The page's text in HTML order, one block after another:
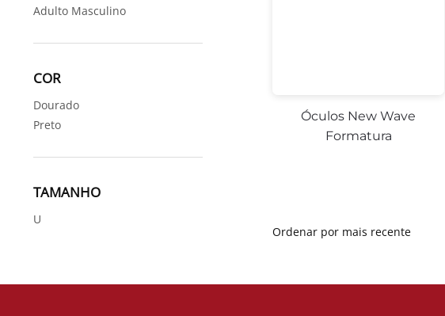
Óculos New Wave
Formatura
Adulto Masculino
COR
Dourado
Preto
TAMANHO
U